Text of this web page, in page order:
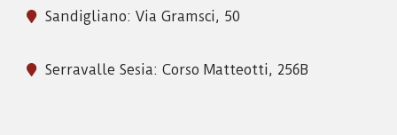
Sandigliano: Via Gramsci, 50
Serravalle Sesia: Corso Matteotti, 256B